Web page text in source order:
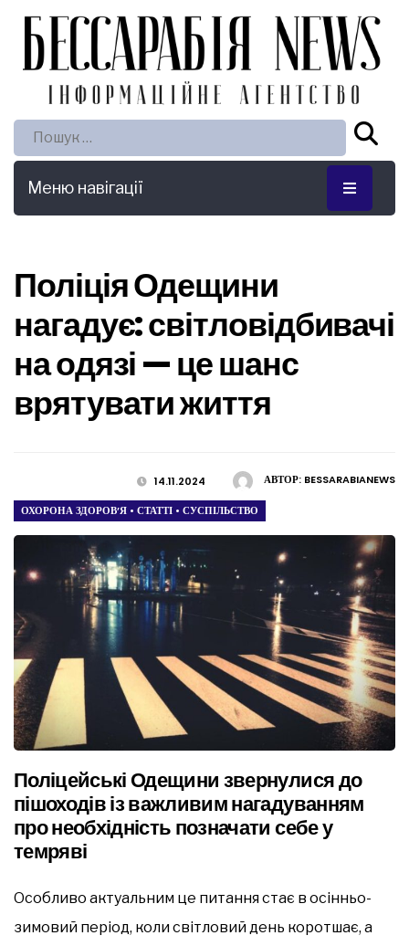
Пошук:
Меню навігації
Поліція Одещини
нагадує: світловідбивачі
на одязі — це шанс
врятувати життя
АВТОР: BESSARABIANEWS
14.11.2024
ОХОРОНА ЗДОРОВ’Я • СТАТТІ • СУСПІЛЬСТВО
Поліцейські Одещини звернулися до
пішоходів із важливим нагадуванням
про необхідність позначати себе у
темряві
Особливо актуальним це питання стає в осінньо-
зимовий період, коли світловий день коротшає, а